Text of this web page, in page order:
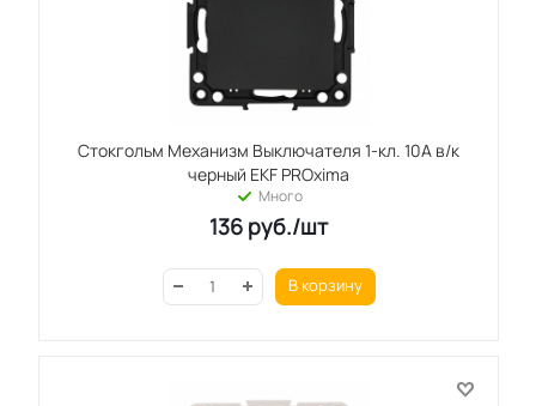
Стокгольм Механизм Выключателя 1-кл. 10А в/к
черный EKF PROxima
Много
136 руб./шт
В корзину